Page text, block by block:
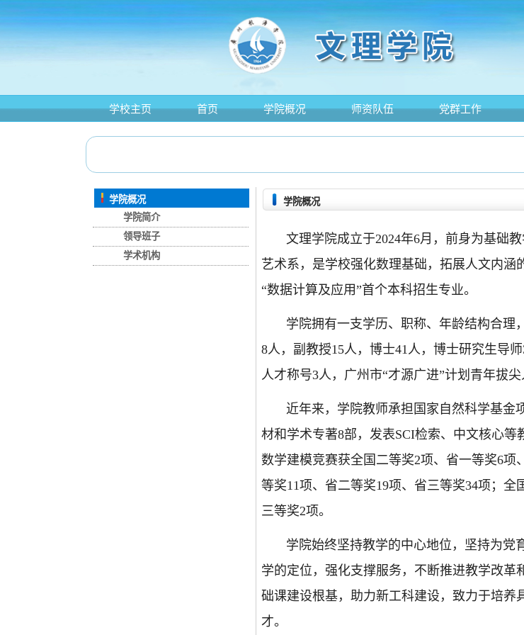
学校主页 首页 学院概况 师资队伍 党群工作
学院概况
学院简介
领导班子
学术机构
学院概况
文理学院成立于2024年6月，前身为基础教
艺术系，是学校强化数理基础，拓展人文内涵
“数据计算及应用”首个本科招生专业。
学院拥有一支学历、职称、年龄结构合理
8人，副教授15人，博士41人，博士研究生导
人才称号3人，广州市“才源广进”计划青年拔尖
近年来，学院教师承担国家自然科学基金
材和学术专著8部，发表SCI检索、中文核心
数学建模竞赛获全国二等奖2项、省一等奖6
等奖11项、省二等奖19项、省三等奖34项；
三等奖2项。
学院始终坚持教学的中心地位，坚持为党
学的定位，强化支撑服务，不断推进教学改
础课建设根基，助力新工科建设，致力于培
才。